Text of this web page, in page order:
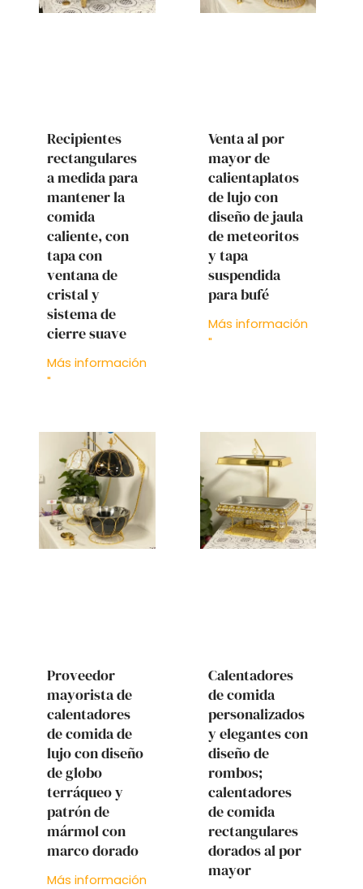
Recipientes
rectangulares
a medida para
mantener la
comida
caliente, con
tapa con
ventana de
cristal y
sistema de
cierre suave
Más información
"
Venta al por
mayor de
calientaplatos
de lujo con
diseño de jaula
de meteoritos
y tapa
suspendida
para bufé
Más información
"
Proveedor
mayorista de
calentadores
de comida de
lujo con diseño
de globo
terráqueo y
patrón de
mármol con
marco dorado
Más información
Calentadores
de comida
personalizados
y elegantes con
diseño de
rombos;
calentadores
de comida
rectangulares
dorados al por
mayor